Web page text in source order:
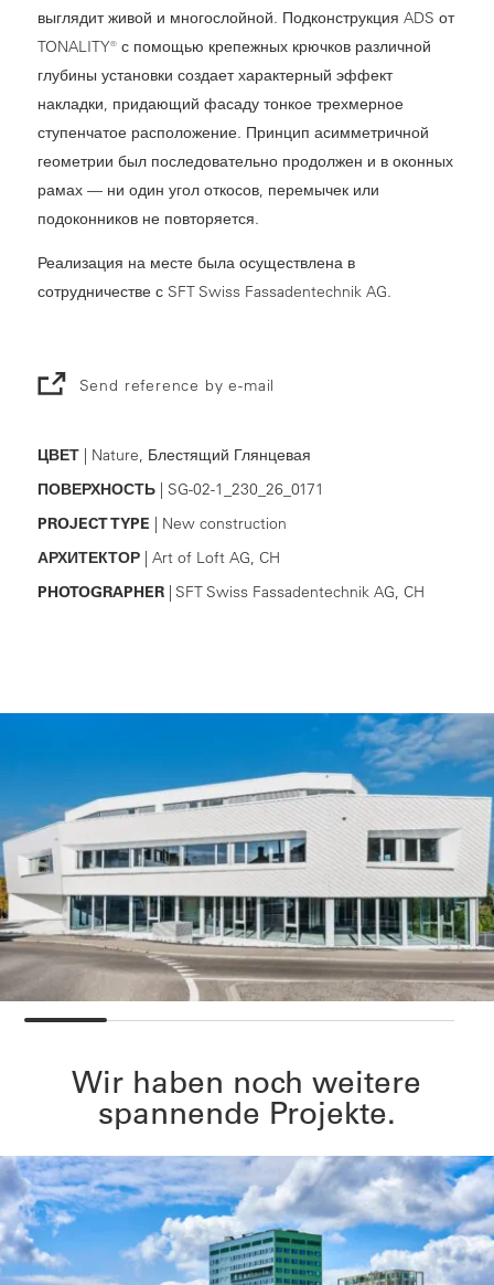
выглядит живой и многослойной. Подконструкция ADS от
TONALITY® с помощью крепежных крючков различной
глубины установки создает характерный эффект
накладки, придающий фасаду тонкое трехмерное
ступенчатое расположение. Принцип асимметричной
геометрии был последовательно продолжен и в оконных
рамах — ни один угол откосов, перемычек или
подоконников не повторяется.
Реализация на месте была осуществлена в
сотрудничестве с SFT Swiss Fassadentechnik AG.
Send reference by e-mail
ЦВЕТ| Nature, Блестящий Глянцевая
ПОВЕРХНОСТЬ| SG-02-1_230_26_0171
PROJECT TYPE | New construction
АРХИТЕКТОР| Art of Loft AG, CH
PHOTOGRAPHER| SFT Swiss Fassadentechnik AG, CH
Wir haben noch weitere
spannende Projekte.